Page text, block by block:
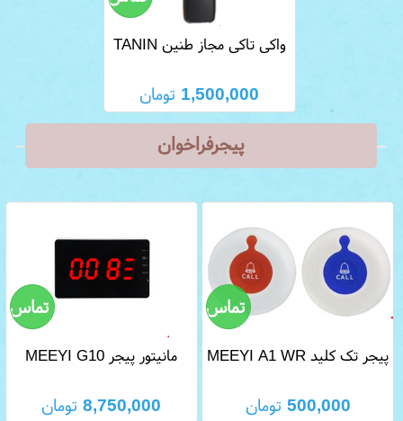
واکی تاکی مجاز طنین TANIN
1,500,000 تومان
پیجرفراخوان
پیجر تک کلید MEEYI A1 WR
500,000 تومان
مانیتور پیجر MEEYI G10
8,750,000تومان